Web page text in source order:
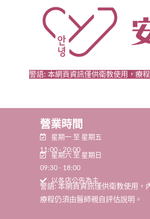
警語: 本網頁資訊僅供衛教使用，療
營業時間
星期一 至 星期五
11:00 - 20:00
星期六 至 星期日
09:30 - 18:00
以各店公告為主
警語: 本網頁資訊僅供衛教使用，
療程仍須由醫師親自評估說明。